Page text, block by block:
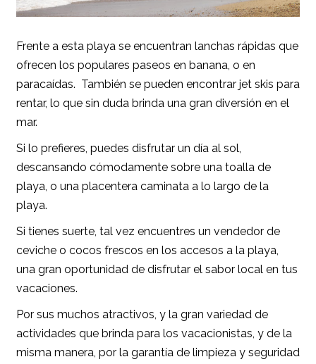
Frente a esta playa se encuentran lanchas rápidas que
ofrecen los populares paseos en banana, o en
paracaídas. También se pueden encontrar jet skis para
rentar, lo que sin duda brinda una gran diversión en el
mar.
Si lo prefieres, puedes disfrutar un día al sol,
descansando cómodamente sobre una toalla de
playa, o una placentera caminata a lo largo de la
playa.
Si tienes suerte, tal vez encuentres un vendedor de
ceviche o cocos frescos en los accesos a la playa,
una gran oportunidad de disfrutar el sabor local en tus
vacaciones.
Por sus muchos atractivos, y la gran variedad de
actividades que brinda para los vacacionistas, y de la
misma manera, por la garantía de limpieza y seguridad